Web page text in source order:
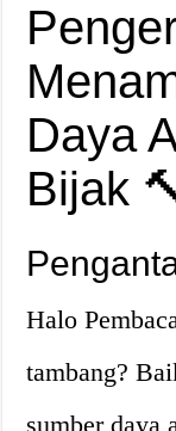
Daya
Bijak
Halo
tambang?
sumber daya